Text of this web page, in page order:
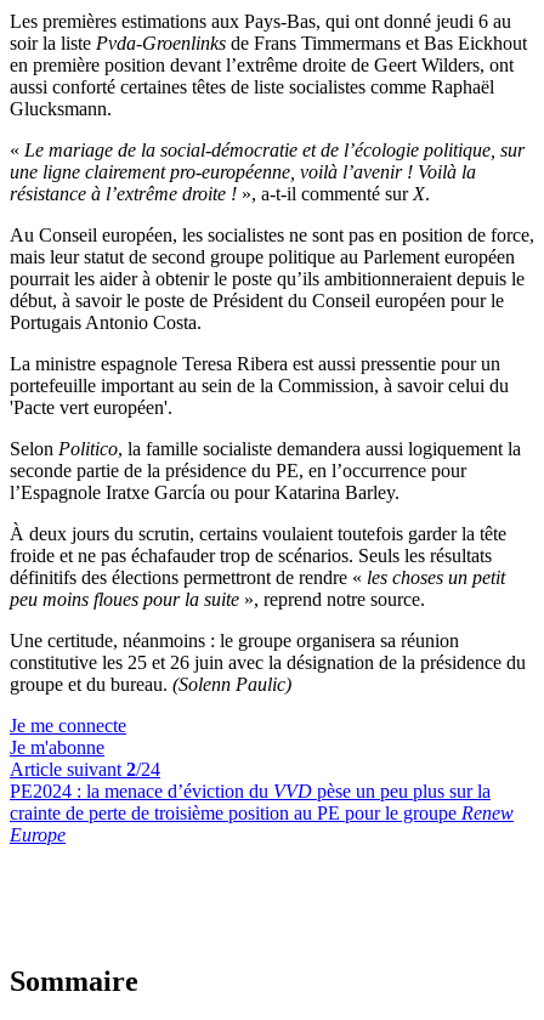
Les premières estimations aux Pays-Bas, qui ont donné jeudi 6 au
soir la liste Pvda-Groenlinks de Frans Timmermans et Bas Eickhout
en première position devant l’extrême droite de Geert Wilders, ont
aussi conforté certaines têtes de liste socialistes comme Raphaël
Glucksmann.
« Le mariage de la social-démocratie et de l’écologie politique, sur
une ligne clairement pro-européenne, voilà l’avenir ! Voilà la
résistance à l’extrême droite ! », a-t-il commenté sur X.
Au Conseil européen, les socialistes ne sont pas en position de force,
mais leur statut de second groupe politique au Parlement européen
pourrait les aider à obtenir le poste qu’ils ambitionneraient depuis le
début, à savoir le poste de Président du Conseil européen pour le
Portugais Antonio Costa.
La ministre espagnole Teresa Ribera est aussi pressentie pour un
portefeuille important au sein de la Commission, à savoir celui du
'Pacte vert européen'.
Selon Politico, la famille socialiste demandera aussi logiquement la
seconde partie de la présidence du PE, en l’occurrence pour
l’Espagnole Iratxe García ou pour Katarina Barley.
À deux jours du scrutin, certains voulaient toutefois garder la tête
froide et ne pas échafauder trop de scénarios. Seuls les résultats
définitifs des élections permettront de rendre « les choses un petit
peu moins floues pour la suite », reprend notre source.
Une certitude, néanmoins : le groupe organisera sa réunion
constitutive les 25 et 26 juin avec la désignation de la présidence du
groupe et du bureau. (Solenn Paulic)
Je me connecte
Je m'abonne
Article suivant 2/24
PE2024 : la menace d’éviction du VVD pèse un peu plus sur la
crainte de perte de troisième position au PE pour le groupe Renew
Europe
Sommaire